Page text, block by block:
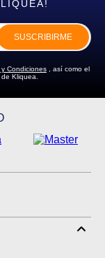
SUSCRIBIRME
y Condiciones , así como el
Kliquea.